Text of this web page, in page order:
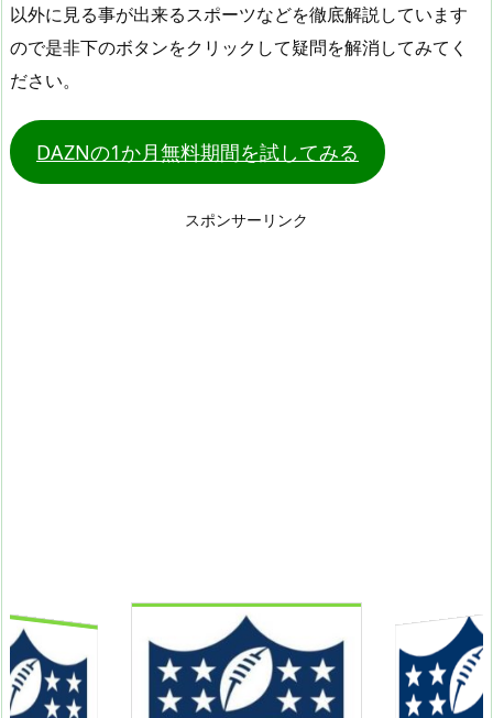
以外に見る事が出来るスポーツなどを徹底解説しています
ので是非下のボタンをクリックして疑問を解消してみてく
ださい。
DAZNの1か月無料期間を試してみる
スポンサーリンク